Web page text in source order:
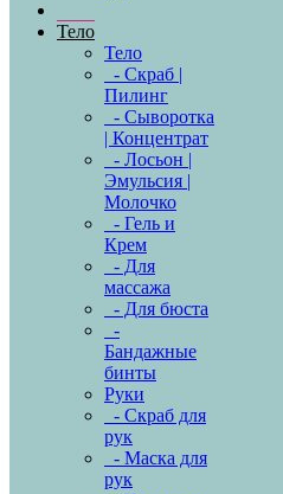
Тело
Тело
- Скраб |
Пилинг
- Сыворотка
| Концентрат
- Лосьон |
Эмульсия |
Молочко
- Гель и
Крем
- Для
массажа
- Для бюста
-
Бандажные
бинты
Руки
- Скраб для
рук
- Маска для
рук